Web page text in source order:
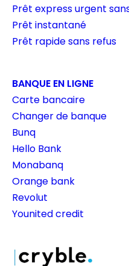
Prêt express urgent
Prêt instantané
Prêt rapide sans refus
BANQUE EN LIGNE
Carte bancaire
Changer de banque
Bunq
Hello Bank
Monabanq
Orange bank
Revolut
Younited credit